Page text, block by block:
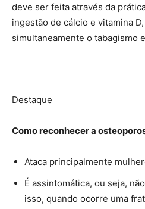
deve ser feita através da
ingestão de cálcio e vitamina
simultaneamente o tabagismo
Destaque
Como reconhecer a
Ataca principalmente
É assintomática, ou seja,
isso, quando ocorre uma